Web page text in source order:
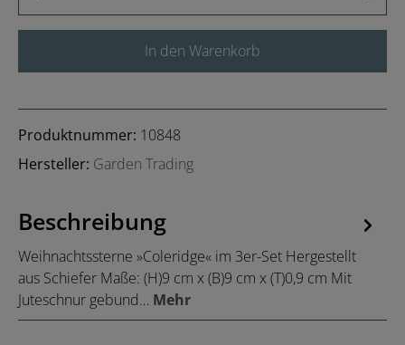
In den Warenkorb
Produktnummer: 10848
Hersteller: Garden Trading
Beschreibung
Weihnachtssterne »Coleridge« im 3er-Set Hergestellt
aus Schiefer Maße: (H)9 cm x (B)9 cm x (T)0,9 cm Mit
Juteschnur gebund… Mehr